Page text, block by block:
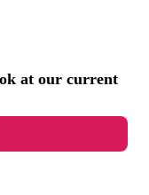
at our current